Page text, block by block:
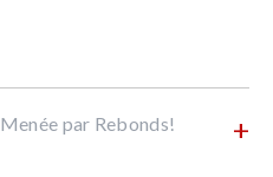
Menée par Rebonds! +